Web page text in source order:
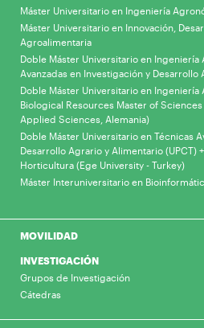
Máster Universitario en Ingeniería
Máster Universitario en Innovación,
Agroalimentaria
Doble Máster Universitario en Ingeniería
Avanzadas en Investigación y
Doble Máster Universitario en Ingeniería
Biological Resources Master of
Applied Sciences, Alemania)
Doble Máster Universitario en Técnicas
Desarrollo Agrario y Alimentario (UPCT)
Horticultura (Ege University - Turkey)
Máster Interuniversitario en
MOVILIDAD
INVESTIGACIÓN
Grupos de Investigación
Cátedras